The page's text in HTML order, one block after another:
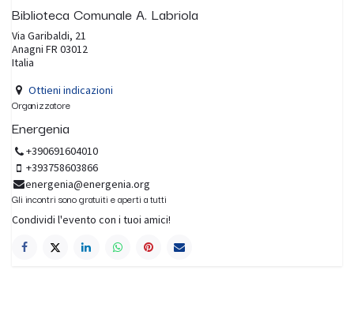
Biblioteca Comunale A. Labriola
Via Garibaldi, 21
Anagni FR 03012
Italia
Ottieni indicazioni
Organizzatore
Energenia
+390691604010
+393758603866
energenia@energenia.org
Gli incontri sono gratuiti e aperti a tutti
Condividi l'evento con i tuoi amici!